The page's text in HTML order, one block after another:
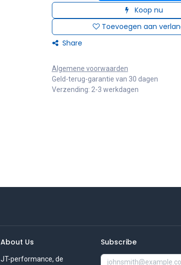
Koop nu
Toevoegen aan
Share
Algemene voorwaarden
Geld-terug-garantie van 30 dagen
Verzending: 2-3 werkdagen
About Us
JT-performance, de
Subscribe